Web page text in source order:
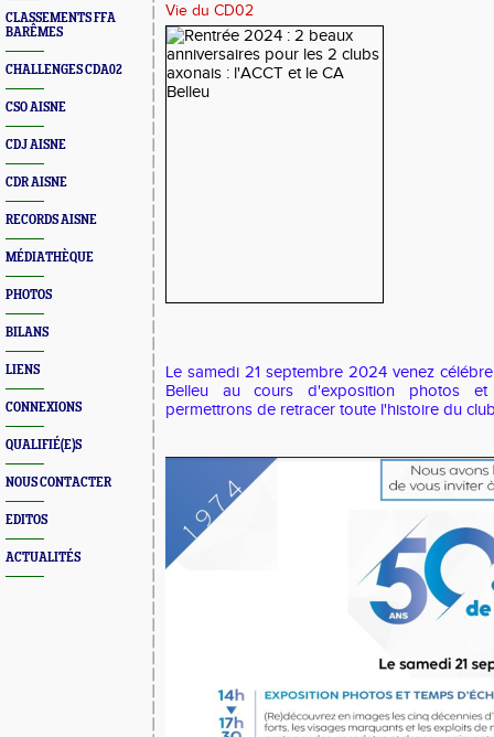
CLASSEMENTS FFA
BARÊMES
CHALLENGES CDA02
CSO AISNE
CDJ AISNE
CDR AISNE
RECORDS AISNE
MÉDIATHÈQUE
PHOTOS
BILANS
LIENS
CONNEXIONS
QUALIFIÉ(E)S
NOUS CONTACTER
EDITOS
ACTUALITÉS
Vie du CD02
Le samedi 21 septembre 2024 venez
Belleu au cours d'exposition photos
permettrons de retracer toute l'histoire du